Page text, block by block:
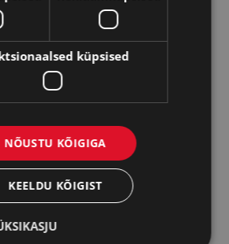
the word “POLARIZED” can be
of the temple/arm.
küpsised
NÕUSTU KÕIGIGA
KEELDU KÕIGIST